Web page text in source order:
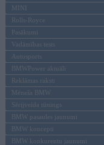
MINI
Rolls-Royce
Pasākumi
Vadāmības tests
Autosports
BMWPower aktuāli
Reklāmas raksti
Mēneša BMW
Sērijveida tūnings
BMW pasaules jaunumi
BMW koncepti
BMW konkurentu jaunumi